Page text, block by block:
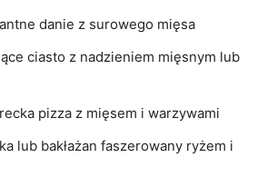
danie z surowego mięsa
ciasto⁤ z nadzieniem mięsnym lub
pizza z⁣ mięsem i warzywami
lub ⁣bakłażan faszerowany ryżem i